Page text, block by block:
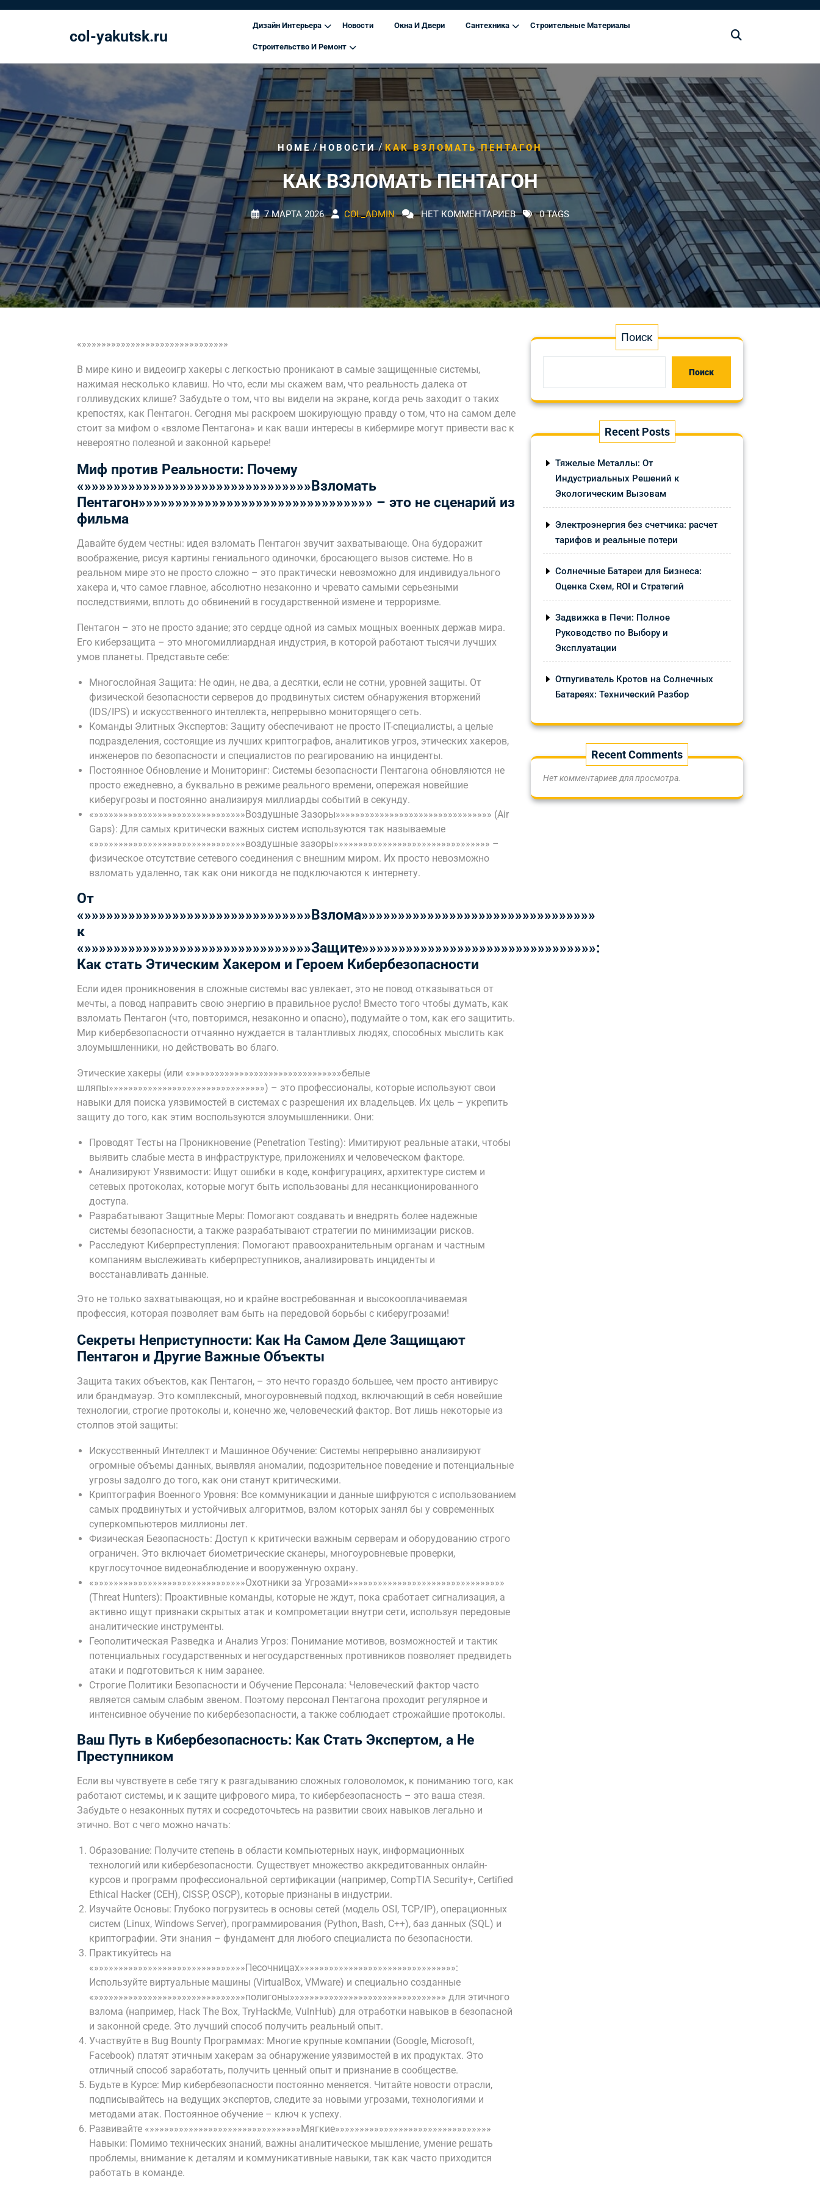
col-yakutsk.ru
Дизайн Интерьера Новости Окна И Двери Сантехника Строительные Материалы
Строительство И Ремонт
HOME/НОВОСТИ/КАК ВЗЛОМАТЬ ПЕНТАГОН
КАК ВЗЛОМАТЬ ПЕНТАГОН
7 МАРТА 2026 COL_ADMIN НЕТ КОММЕНТАРИЕВ 0 TAGS
«»»»»»»»»»»»»»»»»»»»»»»»»»»»»»»
В мире кино и видеоигр хакеры с легкостью проникают в самые защищенные системы,
нажимая несколько клавиш. Но что, если мы скажем вам, что реальность далека от
голливудских клише? Забудьте о том, что вы видели на экране, когда речь заходит о таких
крепостях, как Пентагон. Сегодня мы раскроем шокирующую правду о том, что на самом деле
стоит за мифом о «взломе Пентагона» и как ваши интересы в кибермире могут привести вас к
невероятно полезной и законной карьере!
Миф против Реальности: Почему
«»»»»»»»»»»»»»»»»»»»»»»»»»»»»»»»Взломать
Пентагон»»»»»»»»»»»»»»»»»»»»»»»»»»»»»»»» – это не сценарий из
фильма
Давайте будем честны: идея взломать Пентагон звучит захватывающе. Она будоражит
воображение, рисуя картины гениального одиночки, бросающего вызов системе. Но в
реальном мире это не просто сложно – это практически невозможно для индивидуального
хакера и, что самое главное, абсолютно незаконно и чревато самыми серьезными
последствиями, вплоть до обвинений в государственной измене и терроризме.
Пентагон – это не просто здание; это сердце одной из самых мощных военных держав мира.
Его киберзащита – это многомиллиардная индустрия, в которой работают тысячи лучших
умов планеты. Представьте себе:
Многослойная Защита: Не один, не два, а десятки, если не сотни, уровней защиты. От
физической безопасности серверов до продвинутых систем обнаружения вторжений
(IDS/IPS) и искусственного интеллекта, непрерывно мониторящего сеть.
Команды Элитных Экспертов: Защиту обеспечивают не просто IT-специалисты, а целые
подразделения, состоящие из лучших криптографов, аналитиков угроз, этических хакеров,
инженеров по безопасности и специалистов по реагированию на инциденты.
Постоянное Обновление и Мониторинг: Системы безопасности Пентагона обновляются не
просто ежедневно, а буквально в режиме реального времени, опережая новейшие
киберугрозы и постоянно анализируя миллиарды событий в секунду.
«»»»»»»»»»»»»»»»»»»»»»»»»»»»»»»»Воздушные Зазоры»»»»»»»»»»»»»»»»»»»»»»»»»»»»»»»» (Air
Gaps): Для самых критически важных систем используются так называемые
«»»»»»»»»»»»»»»»»»»»»»»»»»»»»»»»воздушные зазоры»»»»»»»»»»»»»»»»»»»»»»»»»»»»»»»» –
физическое отсутствие сетевого соединения с внешним миром. Их просто невозможно
взломать удаленно, так как они никогда не подключаются к интернету.
От
«»»»»»»»»»»»»»»»»»»»»»»»»»»»»»»»Взлома»»»»»»»»»»»»»»»»»»»»»»»»»»»»»»»»
к
«»»»»»»»»»»»»»»»»»»»»»»»»»»»»»»»Защите»»»»»»»»»»»»»»»»»»»»»»»»»»»»»»»»:
Как стать Этическим Хакером и Героем Кибербезопасности
Если идея проникновения в сложные системы вас увлекает, это не повод отказываться от
мечты, а повод направить свою энергию в правильное русло! Вместо того чтобы думать, как
взломать Пентагон (что, повторимся, незаконно и опасно), подумайте о том, как его защитить.
Мир кибербезопасности отчаянно нуждается в талантливых людях, способных мыслить как
злоумышленники, но действовать во благо.
Этические хакеры (или «»»»»»»»»»»»»»»»»»»»»»»»»»»»»»»»белые
шляпы»»»»»»»»»»»»»»»»»»»»»»»»»»»»»»»») – это профессионалы, которые используют свои
навыки для поиска уязвимостей в системах с разрешения их владельцев. Их цель – укрепить
защиту до того, как этим воспользуются злоумышленники. Они:
Проводят Тесты на Проникновение (Penetration Testing): Имитируют реальные атаки, чтобы
выявить слабые места в инфраструктуре, приложениях и человеческом факторе.
Анализируют Уязвимости: Ищут ошибки в коде, конфигурациях, архитектуре систем и
сетевых протоколах, которые могут быть использованы для несанкционированного
доступа.
Разрабатывают Защитные Меры: Помогают создавать и внедрять более надежные
системы безопасности, а также разрабатывают стратегии по минимизации рисков.
Расследуют Киберпреступления: Помогают правоохранительным органам и частным
компаниям выслеживать киберпреступников, анализировать инциденты и
восстанавливать данные.
Это не только захватывающая, но и крайне востребованная и высокооплачиваемая
профессия, которая позволяет вам быть на передовой борьбы с киберугрозами!
Секреты Неприступности: Как На Самом Деле Защищают
Пентагон и Другие Важные Объекты
Защита таких объектов, как Пентагон, – это нечто гораздо большее, чем просто антивирус
или брандмауэр. Это комплексный, многоуровневый подход, включающий в себя новейшие
технологии, строгие протоколы и, конечно же, человеческий фактор. Вот лишь некоторые из
столпов этой защиты:
Искусственный Интеллект и Машинное Обучение: Системы непрерывно анализируют
огромные объемы данных, выявляя аномалии, подозрительное поведение и потенциальные
угрозы задолго до того, как они станут критическими.
Криптография Военного Уровня: Все коммуникации и данные шифруются с использованием
самых продвинутых и устойчивых алгоритмов, взлом которых занял бы у современных
суперкомпьютеров миллионы лет.
Физическая Безопасность: Доступ к критически важным серверам и оборудованию строго
ограничен. Это включает биометрические сканеры, многоуровневые проверки,
круглосуточное видеонаблюдение и вооруженную охрану.
«»»»»»»»»»»»»»»»»»»»»»»»»»»»»»»»Охотники за Угрозами»»»»»»»»»»»»»»»»»»»»»»»»»»»»»»»»
(Threat Hunters): Проактивные команды, которые не ждут, пока сработает сигнализация, а
активно ищут признаки скрытых атак и компрометации внутри сети, используя передовые
аналитические инструменты.
Геополитическая Разведка и Анализ Угроз: Понимание мотивов, возможностей и тактик
потенциальных государственных и негосударственных противников позволяет предвидеть
атаки и подготовиться к ним заранее.
Строгие Политики Безопасности и Обучение Персонала: Человеческий фактор часто
является самым слабым звеном. Поэтому персонал Пентагона проходит регулярное и
интенсивное обучение по кибербезопасности, а также соблюдает строжайшие протоколы.
Ваш Путь в Кибербезопасность: Как Стать Экспертом, а Не
Преступником
Если вы чувствуете в себе тягу к разгадыванию сложных головоломок, к пониманию того, как
работают системы, и к защите цифрового мира, то кибербезопасность – это ваша стезя.
Забудьте о незаконных путях и сосредоточьтесь на развитии своих навыков легально и
этично. Вот с чего можно начать:
Образование: Получите степень в области компьютерных наук, информационных
технологий или кибербезопасности. Существует множество аккредитованных онлайн-
курсов и программ профессиональной сертификации (например, CompTIA Security+, Certified
Ethical Hacker (CEH), CISSP, OSCP), которые признаны в индустрии.
Изучайте Основы: Глубоко погрузитесь в основы сетей (модель OSI, TCP/IP), операционных
систем (Linux, Windows Server), программирования (Python, Bash, C++), баз данных (SQL) и
криптографии. Эти знания – фундамент для любого специалиста по безопасности.
Практикуйтесь на
«»»»»»»»»»»»»»»»»»»»»»»»»»»»»»»»Песочницах»»»»»»»»»»»»»»»»»»»»»»»»»»»»»»»»:
Используйте виртуальные машины (VirtualBox, VMware) и специально созданные
«»»»»»»»»»»»»»»»»»»»»»»»»»»»»»»»полигоны»»»»»»»»»»»»»»»»»»»»»»»»»»»»»»»» для этичного
взлома (например, Hack The Box, TryHackMe, VulnHub) для отработки навыков в безопасной
и законной среде. Это лучший способ получить реальный опыт.
Участвуйте в Bug Bounty Программах: Многие крупные компании (Google, Microsoft,
Facebook) платят этичным хакерам за обнаружение уязвимостей в их продуктах. Это
отличный способ заработать, получить ценный опыт и признание в сообществе.
Будьте в Курсе: Мир кибербезопасности постоянно меняется. Читайте новости отрасли,
подписывайтесь на ведущих экспертов, следите за новыми угрозами, технологиями и
методами атак. Постоянное обучение – ключ к успеху.
Развивайте «»»»»»»»»»»»»»»»»»»»»»»»»»»»»»»»Мягкие»»»»»»»»»»»»»»»»»»»»»»»»»»»»»»»»
Навыки: Помимо технических знаний, важны аналитическое мышление, умение решать
проблемы, внимание к деталям и коммуникативные навыки, так как часто приходится
работать в команде.
Поиск
Поиск
Recent Posts
Тяжелые Металлы: От
Индустриальных Решений к
Экологическим Вызовам
Электроэнергия без счетчика: расчет
тарифов и реальные потери
Солнечные Батареи для Бизнеса:
Оценка Схем, ROI и Стратегий
Задвижка в Печи: Полное
Руководство по Выбору и
Эксплуатации
Отпугиватель Кротов на Солнечных
Батареях: Технический Разбор
Recent Comments
Нет комментариев для просмотра.